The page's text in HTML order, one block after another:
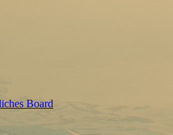
Board